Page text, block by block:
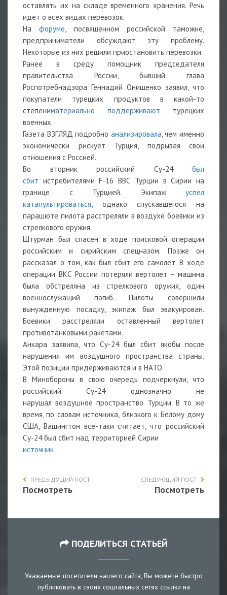
оставлять их на складе временного хранения. Речь
идет о всех видах перевозок.
Нафоруме, посвященном российской таможне,
предприниматели обсуждают эту проблему.
Некоторые из них решили приостановить перевозки.
Ранее в среду помощник председателя
правительства России, бывший глава
Роспотребнадзора Геннадий Онищенко заявил, что
покупатели турецких продуктов в какой-то
степениматериально поддерживают турецких
военных.
Газета ВЗГЛЯД подробно анализировала, чем именно
экономически рискует Турция, подрывая свои
отношения с Россией.
Во вторник российский Су-24 был
сбит истребителями F-16 ВВС Турции в Сирии на
границе с Турцией. Экипаж успел
катапультироваться, однако спускавшегося на
парашюте пилота расстреляли в воздухе боевики из
стрелкового оружия.
Штурман был спасен в ходе поисковой операции
российским и сирийским спецназом. Позже он
рассказал о том, как был сбит его самолет. В ходе
операции ВКС России потеряли вертолет – машина
была обстреляна из стрелкового оружия, один
военнослужащий погиб. Пилоты совершили
вынужденную посадку, экипаж был эвакуирован.
Боевики расстреляли оставленный вертолет
противотанковыми ракетами.
Анкара заявила, что Су-24 был сбит якобы после
нарушения им воздушного пространства страны.
Этой позиции придерживаются и в НАТО.
В Минобороны в свою очередь подчеркнули, что
российский Су-24 однозначно не
нарушал воздушное пространство Турции. В то же
время, по словам источника, близкого к Белому дому
США, Вашингтон все-таки считает, что российский
Су-24 был сбит над территорией Сирии
источник
ПРЕДЫДУЩИЙ ПОСТ
Посмотреть
СЛЕДУЮЩИЙ ПОСТ
Посмотреть
ПОДЕЛИТЬСЯ СТАТЬЕЙ
Уважаемые посетители нашего сайта, Вы можете быстро
публиковать в своих социальных сетях ссылки на